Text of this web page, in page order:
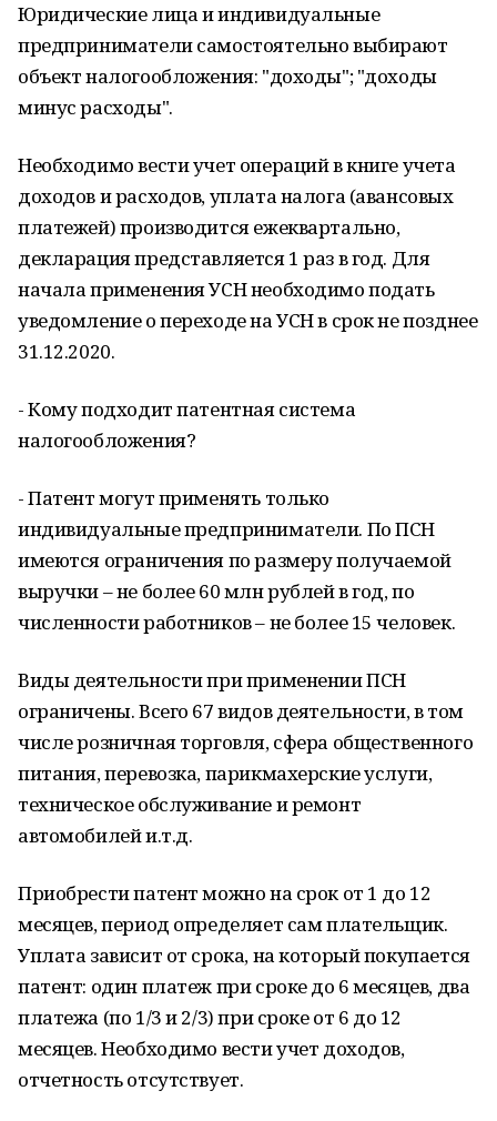
Юридические лица и индивидуальные
предприниматели самостоятельно выбирают
объект налогообложения: "доходы"; "доходы
минус расходы".
Необходимо вести учет операций в книге учета
доходов и расходов, уплата налога (авансовых
платежей) производится ежеквартально,
декларация представляется 1 раз в год. Для
начала применения УСН необходимо подать
уведомление о переходе на УСН в срок не позднее
31.12.2020.
- Кому подходит патентная система
налогообложения?
- Патент могут применять только
индивидуальные предприниматели. По ПСН
имеются ограничения по размеру получаемой
выручки – не более 60 млн рублей в год, по
численности работников – не более 15 человек.
Виды деятельности при применении ПСН
ограничены. Всего 67 видов деятельности, в том
числе розничная торговля, сфера общественного
питания, перевозка, парикмахерские услуги,
техническое обслуживание и ремонт
автомобилей и.т.д.
Приобрести патент можно на срок от 1 до 12
месяцев, период определяет сам плательщик.
Уплата зависит от срока, на который покупается
патент: один платеж при сроке до 6 месяцев, два
платежа (по 1/3 и 2/3) при сроке от 6 до 12
месяцев. Необходимо вести учет доходов,
отчетность отсутствует.